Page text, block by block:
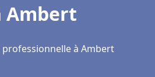
Ambert
à Ambert